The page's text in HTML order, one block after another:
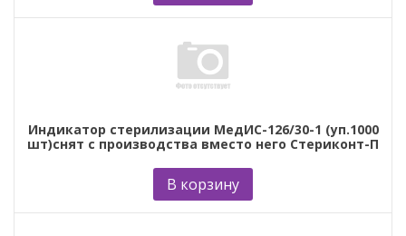
Индикатор стерилизации МедИС-126/30-1 (уп.1000
шт)снят с производства вместо него Стериконт-П
В корзину